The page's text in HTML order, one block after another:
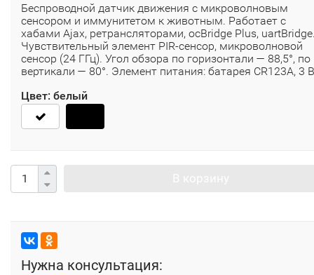
Беспроводной датчик движения с микроволновым
сенсором и иммунитетом к животным. Работает с
хабами Ajax, ретрансляторами, ocBridge Plus,
Чувствительный элемент PIR-сенсор, микроволновой
сенсор (24 ГГц). Угол обзора по горизонтали — 88,5°, по
вертикали — 80°. Элемент питания: батарея CR123A, 3
Цвет: белый
Нужна консультация: